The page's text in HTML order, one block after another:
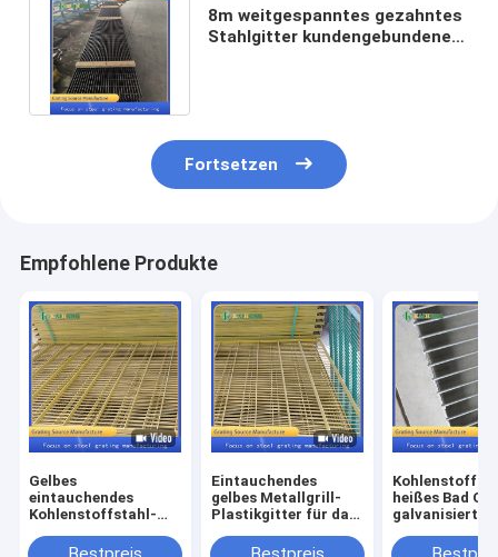
8m weitgespanntes gezahntes
Stahlgitter kundengebundenes
Fortsetzen
Empfohlene Produkte
Gelbes
eintauchendes
Kohlenstoffstahl-
Hühnerhaus-Fechten
Eintauchendes
gelbes Metallgrill-
Plastikgitter für das
heißes Bad
galvanisierte
Metallgitter-